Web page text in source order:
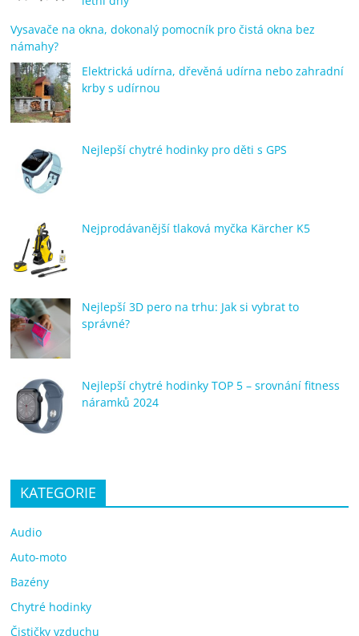
Vysavače na okna, dokonalý pomocník pro čistá okna bez
námahy?
Elektrická udírna, dřevěná udírna nebo zahradní
krby s udírnou
Nejlepší chytré hodinky pro děti s GPS
Nejprodávanější tlaková myčka Kärcher K5
Nejlepší 3D pero na trhu: Jak si vybrat to
správné?
Nejlepší chytré hodinky TOP 5 – srovnání fitness
náramků 2024
KATEGORIE
Audio
Auto-moto
Bazény
Chytré hodinky
Čističky vzduchu